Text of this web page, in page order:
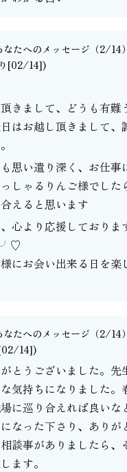
たへのメッセージ（2/14）
[02/14])
きまして、どうも有難
はお越し頂きまして、
思い遣り深く、お仕事
しゃるりんご様でした
えると思います
心より応援しておりま
にお会い出来る日を楽
たへのメッセージ（2/14）
14])
とうございました。先
気持ちになりました。
に巡り合えれば良いな
なった下さり、ありが
談事がありましたら、
ます。